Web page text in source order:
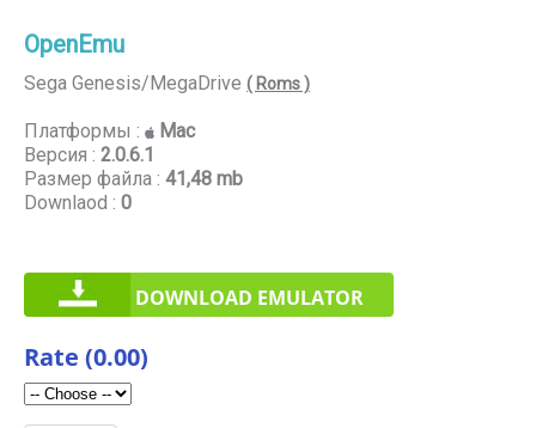
OpenEmu
Sega Genesis/MegaDrive ( Roms )
Платформы :
Mac
Версия : 2.0.6.1
Размер файла : 41,48 mb
Downlaod : 0
DOWNLOAD EMULATOR
Rate (0.00)